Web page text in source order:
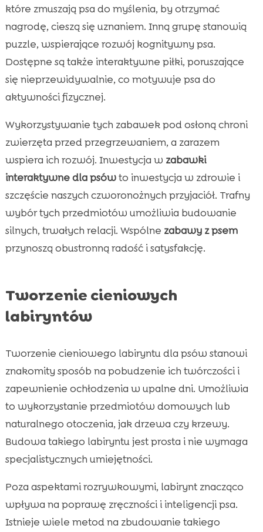
które zmuszają psa do myślenia, by otrzymać
nagrodę, cieszą się uznaniem. Inną grupę stanowią
puzzle, wspierające rozwój kognitywny psa.
Dostępne są także interaktywne piłki, poruszające
się nieprzewidywalnie, co motywuje psa do
aktywności fizycznej.
Wykorzystywanie tych zabawek pod osłoną chroni
zwierzęta przed przegrzewaniem, a zarazem
wspiera ich rozwój. Inwestycja w zabawki
interaktywne dla psówto inwestycja w zdrowie i
szczęście naszych czworonożnych przyjaciół. Trafny
wybór tych przedmiotów umożliwia budowanie
silnych, trwałych relacji. Wspólne zabawy z psem
przynoszą obustronną radość i satysfakcję.
Tworzenie cieniowych
labiryntów
Tworzenie cieniowego labiryntu dla psów stanowi
znakomity sposób na pobudzenie ich twórczości i
zapewnienie ochłodzenia w upalne dni. Umożliwia
to wykorzystanie przedmiotów domowych lub
naturalnego otoczenia, jak drzewa czy krzewy.
Budowa takiego labiryntu jest prosta i nie wymaga
specjalistycznych umiejętności.
Poza aspektami rozrywkowymi, labirynt znacząco
wpływa na poprawę zręczności i inteligencji psa.
Istnieje wiele metod na zbudowanie takiego